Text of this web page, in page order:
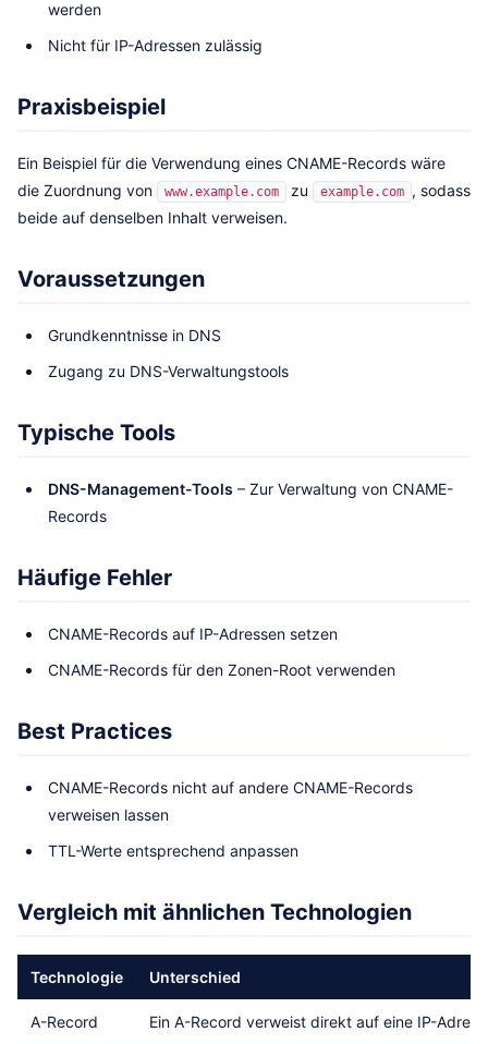
werden
Nicht für IP-Adressen zulässig
Praxisbeispiel
Ein Beispiel für die Verwendung eines CNAME-Records wäre
die Zuordnung von
www.example.com zu example.com , sodass
beide auf denselben Inhalt verweisen.
Voraussetzungen
Grundkenntnisse in DNS
Zugang zu DNS-Verwaltungstools
Typische Tools
DNS-Management-Tools – Zur Verwaltung von CNAME-
Records
Häufige Fehler
CNAME-Records auf IP-Adressen setzen
CNAME-Records für den Zonen-Root verwenden
Best Practices
CNAME-Records nicht auf andere CNAME-Records
verweisen lassen
TTL-Werte entsprechend anpassen
Vergleich mit ähnlichen Technologien
Technologie Unterschied
A-Record Ein A-Record verweist direkt auf eine IP-